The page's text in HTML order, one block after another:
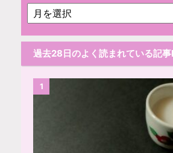
過去28日のよく読まれている記
1